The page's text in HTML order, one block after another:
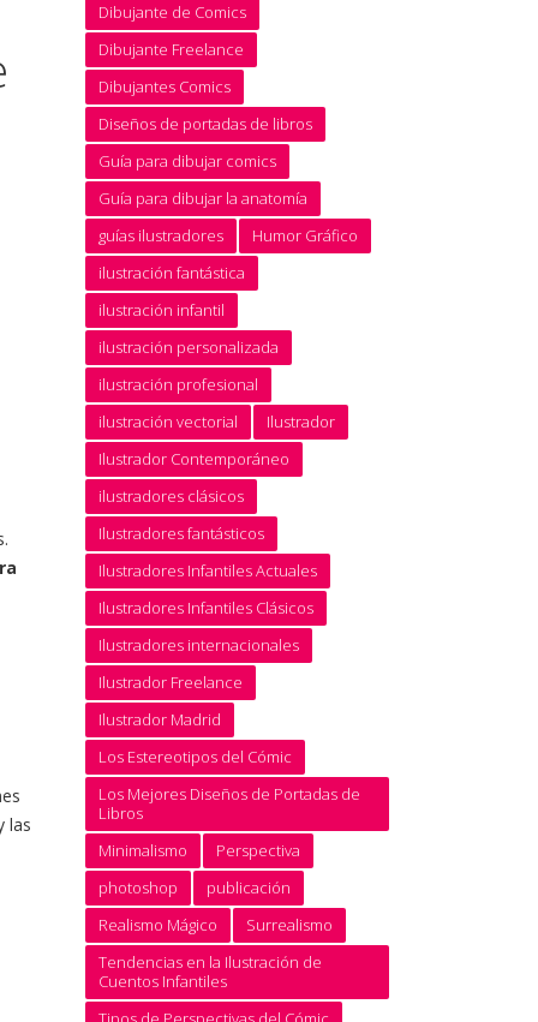
las
Dibujante de Comics
Dibujante Freelance
Dibujantes Comics
Diseños de portadas de libros
Guía para dibujar comics
Guía para dibujar la anatomía
guías ilustradores
Humor Gráfico
ilustración fantástica
ilustración infantil
ilustración personalizada
ilustración profesional
ilustración vectorial
Ilustrador
Ilustrador Contemporáneo
ilustradores clásicos
Ilustradores fantásticos
Ilustradores Infantiles Actuales
Ilustradores Infantiles Clásicos
Ilustradores internacionales
Ilustrador Freelance
Ilustrador Madrid
Los Estereotipos del Cómic
Los Mejores Diseños de Portadas de
Libros
Minimalismo
Perspectiva
photoshop
publicación
Realismo Mágico
Surrealismo
Tendencias en la Ilustración de
Cuentos Infantiles